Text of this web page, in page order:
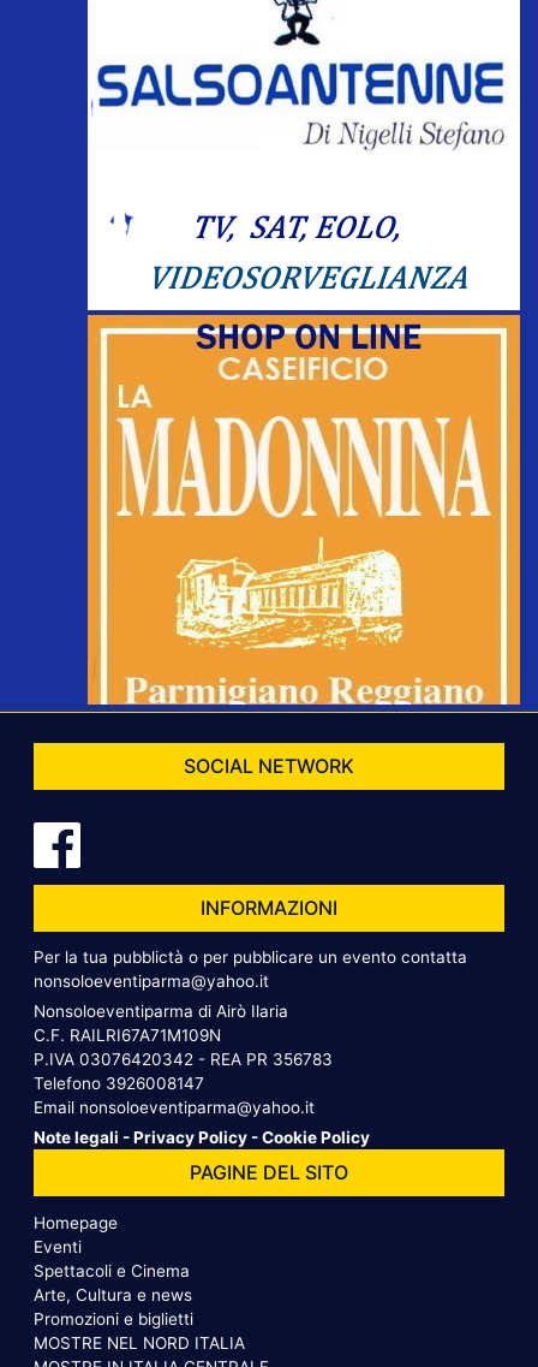
SOCIAL NETWORK
INFORMAZIONI
Per la tua pubblictà o per pubblicare un evento contatta
nonsoloeventiparma@yahoo.it
Nonsoloeventiparma di Airò Ilaria
C.F. RAILRI67A71M109N
P.IVA 03076420342 - REA PR 356783
Telefono 3926008147
Email nonsoloeventiparma@yahoo.it
Note legali -Privacy Policy -Cookie Policy
PAGINE DEL SITO
Homepage
Eventi
Spettacoli e Cinema
Arte, Cultura e news
Promozioni e biglietti
MOSTRE NEL NORD ITALIA